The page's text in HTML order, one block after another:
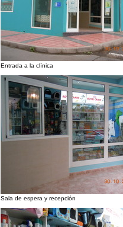
Entrada a la clínica
Sala de espera y recepción